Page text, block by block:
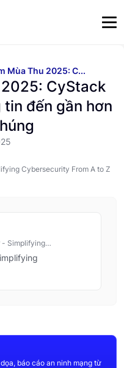
Mùa Thu 2025: C...
CyStack
đến gần hơn
Cybersecurity From A to Z
- Simplifying
báo cáo an ninh mạng từ